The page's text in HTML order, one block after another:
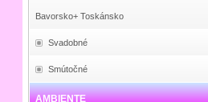
Bavorsko+ Toskánsko
Svadobné
Smútočné
AMBIENTE